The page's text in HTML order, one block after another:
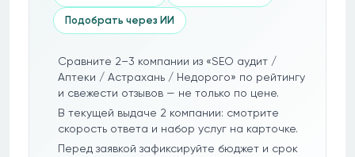
Подобрать через ИИ
Сравните 2–3 компании из «SEO аудит /
Аптеки / Астрахань / Недорого» по рейтингу
и свежести отзывов — не только по цене.
В текущей выдаче 2 компании: смотрите
скорость ответа и набор услуг на карточке.
Перед заявкой зафиксируйте бюджет и срок